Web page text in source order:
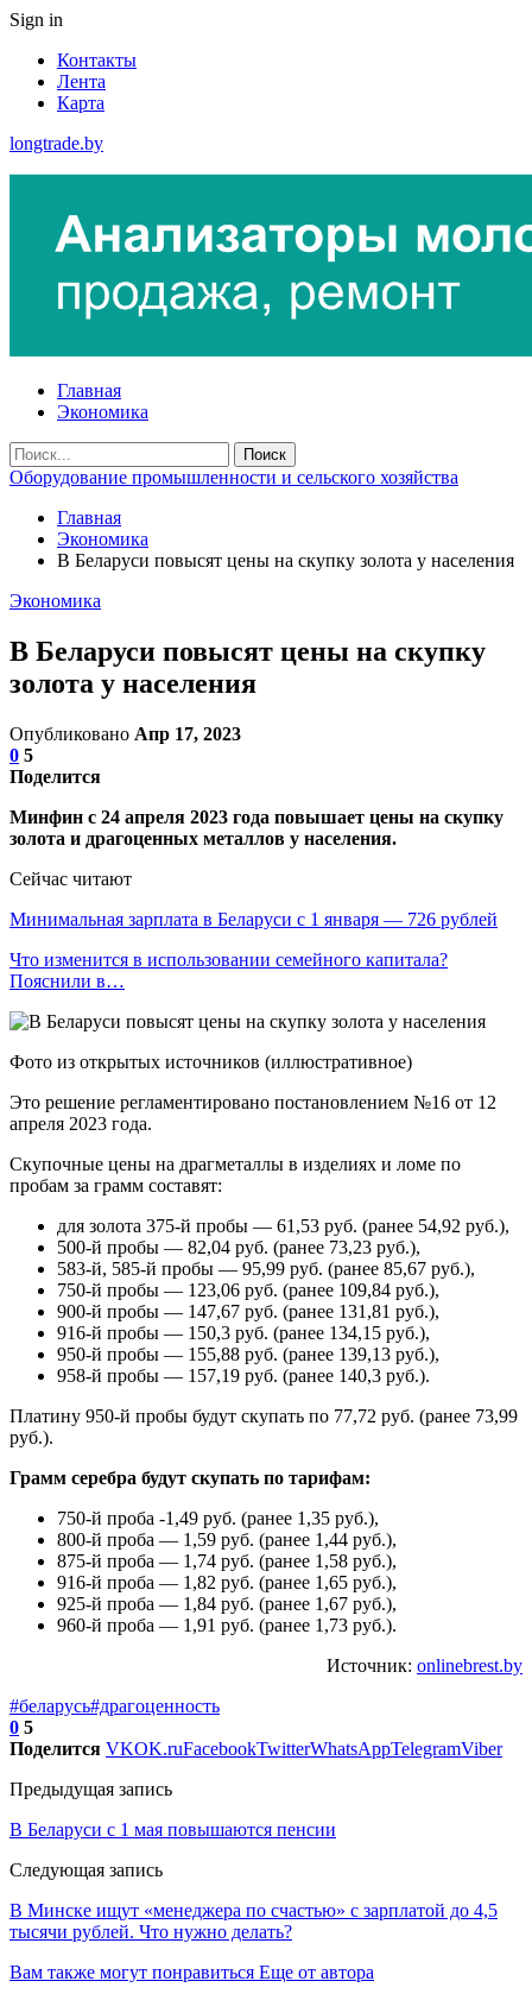
Sign in
Контакты
Лента
Карта
longtrade.by
Главная
Экономика
Оборудование промышленности и сельского хозяйства
Главная
Экономика
В Беларуси повысят цены на скупку золота у населения
Экономика
В Беларуси повысят цены на скупку
золота у населения
Опубликовано Апр 17, 2023
0 5
Поделится
Минфин с 24 апреля 2023 года повышает цены на скупку
золота и драгоценных металлов у населения.
Сейчас читают
Минимальная зарплата в Беларуси с 1 января — 726 рублей
Что изменится в использовании семейного капитала?
Пояснили в…
Фото из открытых источников (иллюстративное)
Это решение регламентировано постановлением №16 от 12
апреля 2023 года.
Скупочные цены на драгметаллы в изделиях и ломе по
пробам за грамм составят:
для золота 375-й пробы — 61,53 руб. (ранее 54,92 руб.),
500-й пробы — 82,04 руб. (ранее 73,23 руб.),
583-й, 585-й пробы — 95,99 руб. (ранее 85,67 руб.),
750-й пробы — 123,06 руб. (ранее 109,84 руб.),
900-й пробы — 147,67 руб. (ранее 131,81 руб.),
916-й пробы — 150,3 руб. (ранее 134,15 руб.),
950-й пробы — 155,88 руб. (ранее 139,13 руб.),
958-й пробы — 157,19 руб. (ранее 140,3 руб.).
Платину 950-й пробы будут скупать по 77,72 руб. (ранее 73,99
руб.).
Грамм серебра будут скупать по тарифам:
750-й проба -1,49 руб. (ранее 1,35 руб.),
800-й проба — 1,59 руб. (ранее 1,44 руб.),
875-й проба — 1,74 руб. (ранее 1,58 руб.),
916-й проба — 1,82 руб. (ранее 1,65 руб.),
925-й проба — 1,84 руб. (ранее 1,67 руб.),
960-й проба — 1,91 руб. (ранее 1,73 руб.).
Источник: onlinebrest.by
#беларусь#драгоценность
0 5
Поделится VKOK.ruFacebookTwitterWhatsAppTelegramViber
Предыдущая запись
В Беларуси с 1 мая повышаются пенсии
Следующая запись
В Минске ищут «менеджера по счастью» с зарплатой до 4,5
тысячи рублей. Что нужно делать?
Вам также могут понравиться Еще от автора